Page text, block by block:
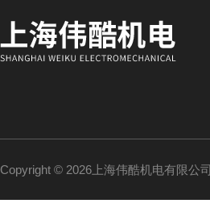
Copyright © 2026上海伟酷机电有限公